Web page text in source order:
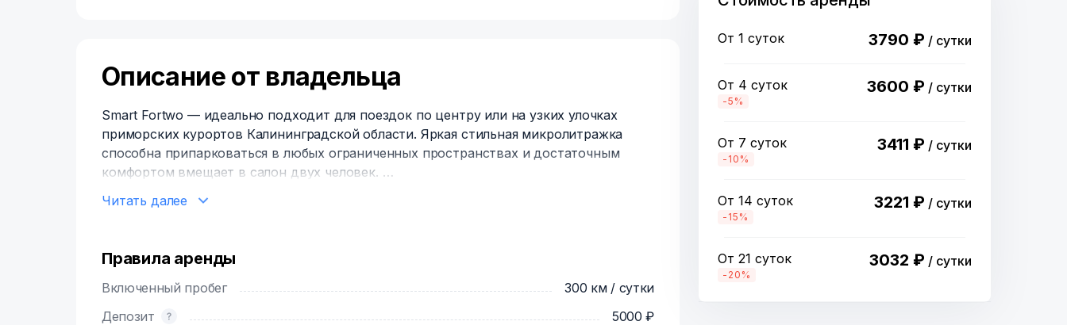
Описание от владельца
Smart Fortwo — идеально подходит для поездок по центру или на узких улочках
приморских курортов Калининградской области. Яркая стильная микролитражка
способна припарковаться в любых ограниченных пространствах и достаточным
комфортом вмещает в салон двух человек.
Быть за рулём Smart - значит всегда быть в центре внимания! Лёгкий Fortwo
Читать далее
Правила аренды
Включенный пробег
300 км / сутки
Депозит
5000 ₽
От 1 суток 3790 ₽ / сутки
От 4 суток
-5%
3600 ₽ / сутки
От 7 суток
-10%
3411 ₽ / сутки
От 14 суток
-15%
3221 ₽ / сутки
От 21 суток
-20%
3032 ₽ / сутки